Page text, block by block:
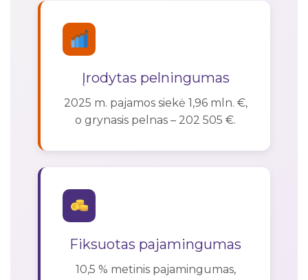
Įrodytas pelningumas
2025 m. pajamos siekė 1,96 mln. €,
o grynasis pelnas – 202 505 €.
Fiksuotas pajamingumas
10,5 % metinis pajamingumas,